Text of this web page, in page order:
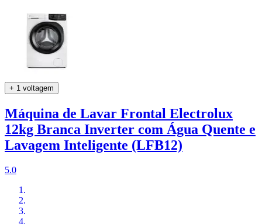
+ 1 voltagem
Máquina de Lavar Frontal Electrolux
12kg Branca Inverter com Água Quente e
Lavagem Inteligente (LFB12)
5.0